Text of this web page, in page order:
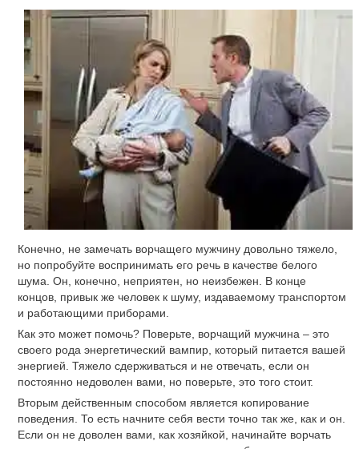
Конечно, не замечать ворчащего мужчину довольно тяжело,
но попробуйте воспринимать его речь в качестве белого
шума. Он, конечно, неприятен, но неизбежен. В конце
концов, привык же человек к шуму, издаваемому транспортом
и работающими приборами.
Как это может помочь? Поверьте, ворчащий мужчина – это
своего рода энергетический вампир, который питается вашей
энергией. Тяжело сдерживаться и не отвечать, если он
постоянно недоволен вами, но поверьте, это того стоит.
Вторым действенным способом является копирование
поведения. То есть начните себя вести точно так же, как и он.
Если он не доволен вами, как хозяйкой, начинайте ворчать